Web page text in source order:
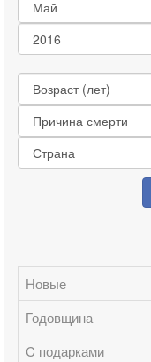
Новые
Годовщина
C подарками